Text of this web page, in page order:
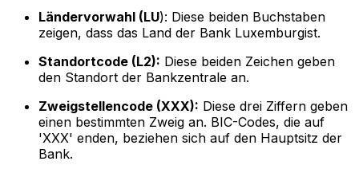
Ländervorwahl (LU): Diese beiden Buchstaben
zeigen, dass das Land der Bank Luxemburgist.
Standortcode (L2): Diese beiden Zeichen geben
den Standort der Bankzentrale an.
Zweigstellencode (XXX): Diese drei Ziffern geben
einen bestimmten Zweig an. BIC-Codes, die auf
'XXX' enden, beziehen sich auf den Hauptsitz der
Bank.